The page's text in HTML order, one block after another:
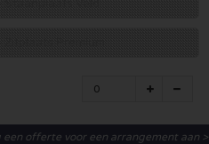
een offerte voor een arrangement aan >